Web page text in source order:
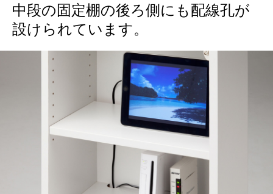
中段の固定棚の後ろ側にも配線孔が
設けられています。